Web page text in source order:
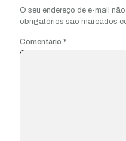
O seu endereço de e-mail
obrigatórios são marcados
Comentário *